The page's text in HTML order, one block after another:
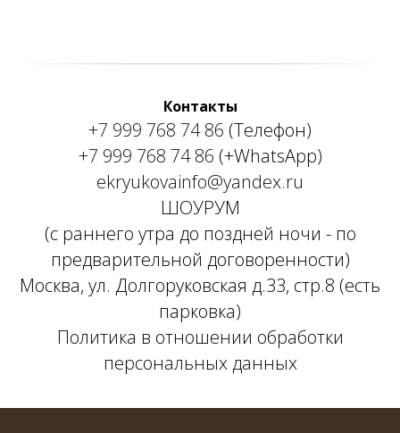
Контакты
+7 999 768 74 86 (Телефон)
+7 999 768 74 86 (+WhatsApp)
ekryukovainfo@yandex.ru
ШОУРУМ
(с раннего утра до поздней ночи - по
предварительной договоренности)
Москва, ул. Долгоруковская д.33, стр.8 (есть
парковка)
Политика в отношении обработки
персональных данных